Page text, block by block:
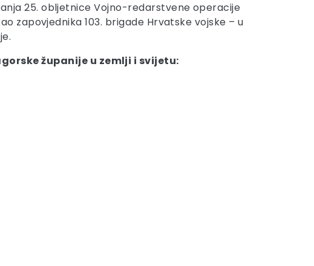
25. obljetnice Vojno-redarstvene operacije
zapovjednika 103. brigade Hrvatske vojske – u
županije u zemlji i svijetu: